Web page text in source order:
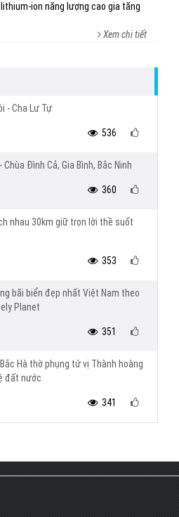
ion năng lượng cao gia tăng
Xem chi tiết
- Cha Lư Tự
536
Chùa Đình Cả, Gia Bình, Bắc Ninh
360
nhau 30km giữ trọn lời thề suốt
353
bãi biển đẹp nhất Việt Nam theo
Planet
351
Hà thờ phụng tứ vị Thành hoàng
đất nước
341